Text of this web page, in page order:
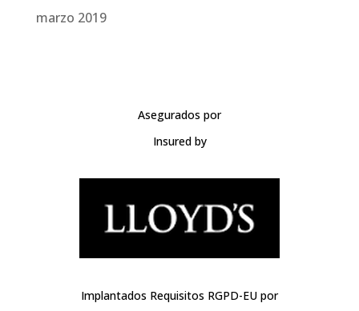
marzo 2019
Asegurados por
Insured by
Implantados Requisitos RGPD-EU por